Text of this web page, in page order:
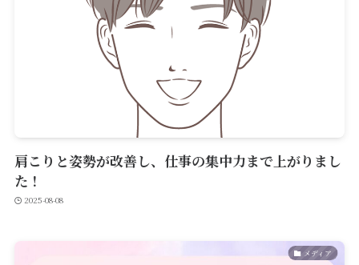
肩こりと姿勢が改善し、仕事の集中力まで上がりまし
た！
2025-08-08
メディア